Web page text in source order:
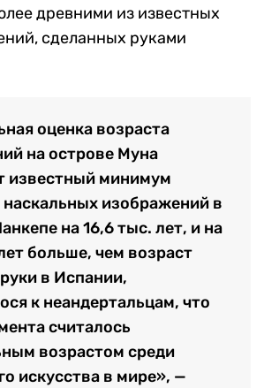
древними из известных
сделанных руками
оценка возраста
на острове Муна
известный минимум
изображений в
на 16,6 тыс. лет, и на
больше, чем возраст
в Испании,
к неандертальцам, что
считалось
возрастом среди
искусства в мире», —